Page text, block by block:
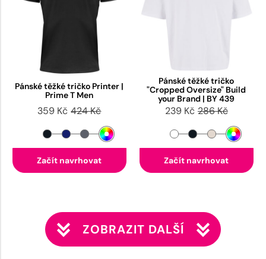
Pánské těžké tričko Printer |
Prime T Men
359 Kč 424 Kč
Začít navrhovat
Pánské těžké tričko
"Cropped Oversize" Build
your Brand | BY 439
239 Kč 286 Kč
Začít navrhovat
ZOBRAZIT DALŠÍ